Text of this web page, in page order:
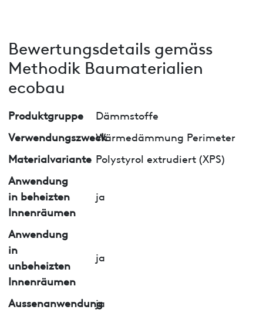
Bewertungsdetails gemäss
Methodik Baumaterialien
ecobau
Produktgruppe
Dämmstoffe
VerwendungszweckWärmedämmung Perimeter
Materialvariante Polystyrol extrudiert (XPS)
Anwendung
in beheizten
Innenräumen
ja
Anwendung
in
unbeheizten
Innenräumen
ja
Aussenanwendung
ja